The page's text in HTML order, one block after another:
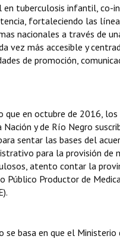
en tuberculosis infantil, co-
fortaleciendo las
nacionales a través de
vez más accesible y
de promoción,
que en octubre de 2016,
Nación y de Río Negro
sentar las bases del
para la provisión de
atento contar la
Público Productor de
se basa en que el Ministerio